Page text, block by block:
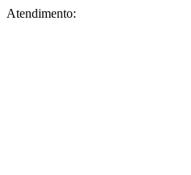
Atendimento: